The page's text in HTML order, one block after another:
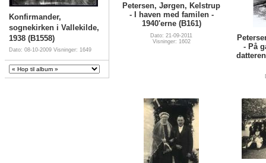
Konfirmander,
sognekirken i Vallekilde,
1938 (B1558)
Dato: 08-10-2009 Visninger: 1649
Petersen, Jørgen, Kelstrup
- I haven med familen -
1940'erne (B161)
Dato: 21-09-2011
Visninger: 1602
- På